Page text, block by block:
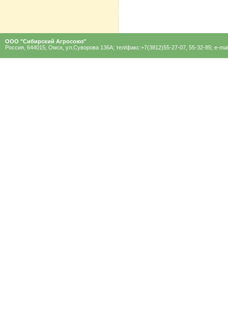
ООО "Сибирский Агроcоюз"
Россия, 644015, Омск, ул.Суворова 136A; тел/факс:+7(3812)55-27-07, 55-32-85; e-